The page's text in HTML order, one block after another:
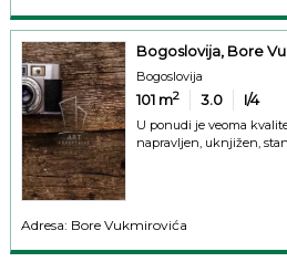
Bogoslovija, Bore
Bogoslovija
101 m2 3.0 I/4
U ponudi je veoma
napravljen, uknjižen, stan
Adresa: Bore Vukmirovića